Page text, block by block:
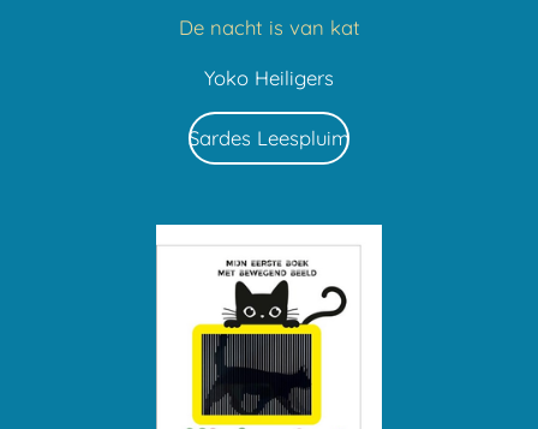
De nacht is van kat
Yoko Heiligers
Sardes Leespluim